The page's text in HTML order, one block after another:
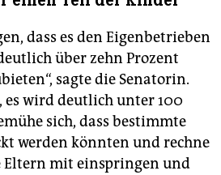
dass es den Eigenbetrieben
über zehn Prozent
sagte die Senatorin.
es wird deutlich unter 100
sich, dass bestimmte
werden könnten und rechne
Eltern mit einspringen und